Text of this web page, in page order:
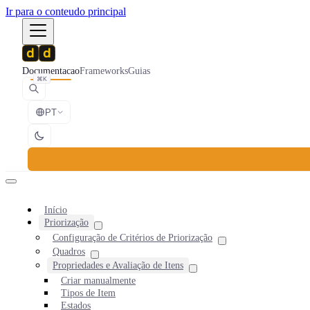
Ir para o conteudo principal
DocumentacaoFrameworksGuias
⌘K
PT
Início
Priorização
Configuração de Critérios de Priorização
Quadros
Propriedades e Avaliação de Itens
Criar manualmente
Tipos de Item
Estados